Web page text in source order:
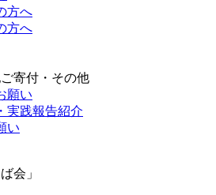
方へ
方へ
ご寄付・その他
願い
実践報告紹介
い
会」